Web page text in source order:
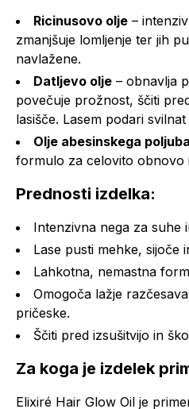
Ricinusovo olje –
zmanjšuje lomljenje ter jih
navlažene.
Datljevo olje – obnavlja
povečuje prožnost, ščiti
lasišče. Lasem podari
Olje abesinskega poljuba
formulo za celovito obnovo
Prednosti izdelka:
Intenzivna nega za suhe
Lase pusti mehke, sijoče
Lahkotna, nemastna
Omogoča lažje
pričeske.
Ščiti pred izsušitvijo in
Za koga je izdelek
Elixiré Hair Glow Oil je